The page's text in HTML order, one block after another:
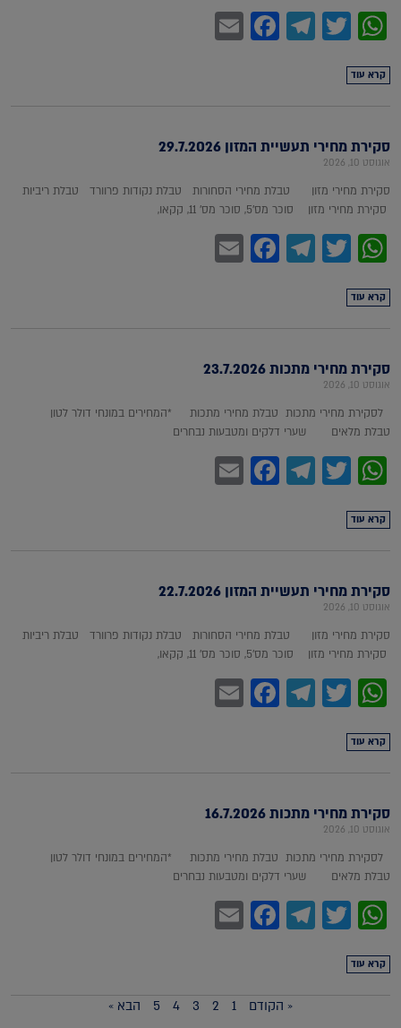
WhatsApp
Twitter
Telegram
Facebook
קרא עוד
סקירת מחירי תעשיית המזון 29.7.2026
אוגוסט 10, 2026
סקירת מחירי מזון טבלת מחירי הסחורות טבלת נקודות פרוורד טבלת ריביות
סקירת מחירי מזון סוכר מס'5, סוכר מס' 11, קקאו,
WhatsApp
Twitter
Telegram
Facebook
קרא עוד
סקירת מחירי מתכות 23.7.2026
אוגוסט 10, 2026
לסקירת מחירי מתכות טבלת מחירי מתכות *המחירים במונחי דולר לטון
טבלת מלאים שערי דלקים ומטבעות נבחרים
WhatsApp
Twitter
Telegram
Facebook
קרא עוד
סקירת מחירי תעשיית המזון 22.7.2026
אוגוסט 10, 2026
סקירת מחירי מזון טבלת מחירי הסחורות טבלת נקודות פרוורד טבלת ריביות
סקירת מחירי מזון סוכר מס'5, סוכר מס' 11, קקאו,
WhatsApp
Twitter
Telegram
Facebook
קרא עוד
סקירת מחירי מתכות 16.7.2026
אוגוסט 10, 2026
לסקירת מחירי מתכות טבלת מחירי מתכות *המחירים במונחי דולר לטון
טבלת מלאים שערי דלקים ומטבעות נבחרים
WhatsApp
Twitter
Telegram
Facebook
קרא עוד
« הקודם 1
2
3
4
5 הבא »